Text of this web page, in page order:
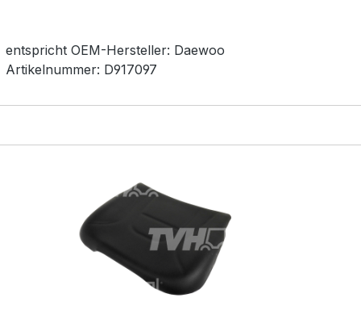
entspricht OEM-Hersteller: Daewoo
Artikelnummer: D917097